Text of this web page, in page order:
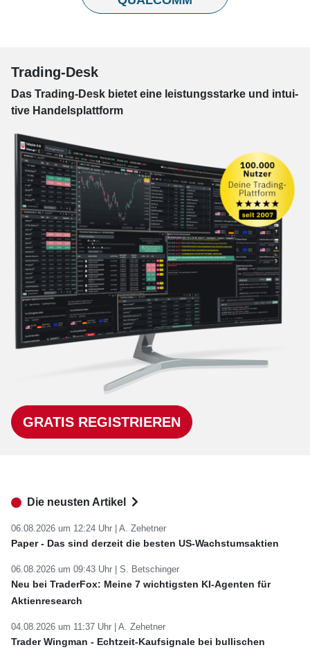
Trading-Desk
Das Trading-Desk bie­tet eine leis­tungs­star­ke und in­tui­
tive Han­dels­platt­form
GRATIS REGISTRIEREN
Die neusten Artikel
06.08.2026 um 12:24 Uhr | A. Zehetner
Paper - Das sind derzeit die besten US-Wachstumsaktien
06.08.2026 um 09:43 Uhr | S. Betschinger
Neu bei TraderFox: Meine 7 wichtigsten KI-Agenten für
Aktienresearch
04.08.2026 um 11:37 Uhr | A. Zehetner
Trader Wingman - Echtzeit-Kaufsignale bei bullischen